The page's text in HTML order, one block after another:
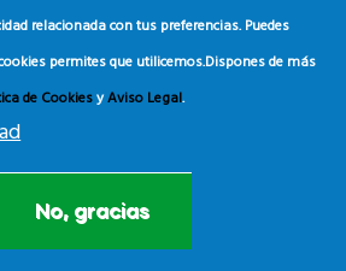
relacionada con tus preferencias. Puedes
permites que utilicemos.Dispones de más
de CookiesyAviso Legal.
No, gracias